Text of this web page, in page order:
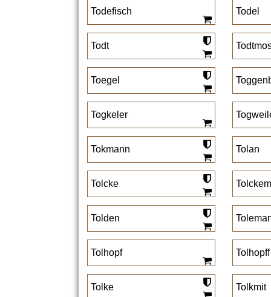
Todefisch Todel
Todt
Toegel
Togkeler
Tokmann Tolan
Tolcke
Tolden
Tolhopf Tolhopff
Tolke Tolkmit